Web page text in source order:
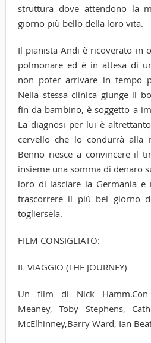
struttura dove attendono la
giorno più bello della loro vita.
Il pianista Andi è ricoverato in
polmonare ed è in attesa di
non poter arrivare in tempo
Nella stessa clinica giunge il
fin da bambino, è soggetto a
La diagnosi per lui è
cervello che lo condurrà alla
Benno riesce a convincere il
insieme una somma di denaro
loro di lasciare la Germania e
trascorrere il più bel giorno
togliersela.
FILM CONSIGLIATO:
IL VIAGGIO (THE JOURNEY)
Un film di Nick
Meaney, Toby Stephens,
McElhinney,Barry Ward, Ian